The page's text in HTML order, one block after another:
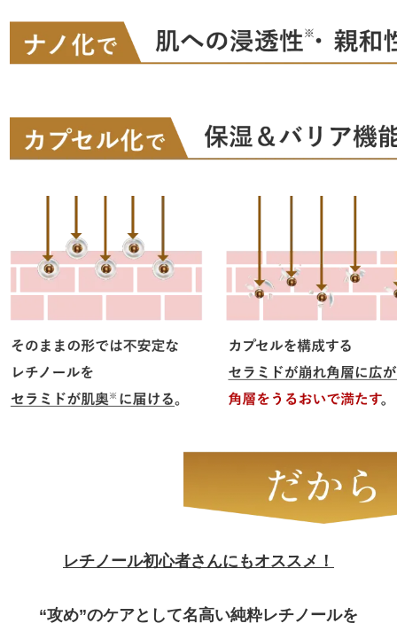
レチノール初心者さんにもオススメ！
“攻め”のケアとして名高い純粋レチノールを